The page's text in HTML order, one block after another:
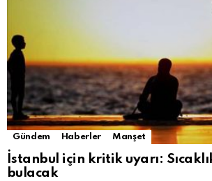
Gündem Haberler Manşet
İstanbul için kritik uyarı:
bulacak